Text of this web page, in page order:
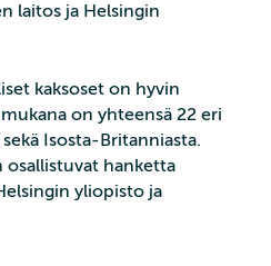
laitos ja Helsingin
kaksoset on hyvin
on yhteensä 22 eri
Isosta-Britanniasta.
osallistuvat hanketta
yliopisto ja